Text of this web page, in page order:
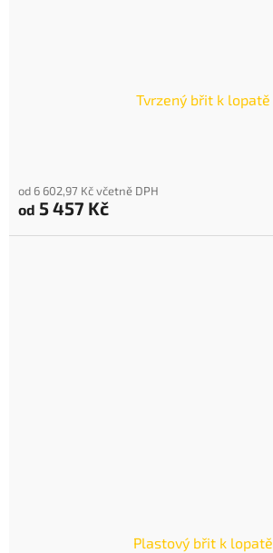
Tvrzený břit k lopatě
od 6 602,97 Kč včetně DPH
od 5 457 Kč
Plastový břit k lopatě